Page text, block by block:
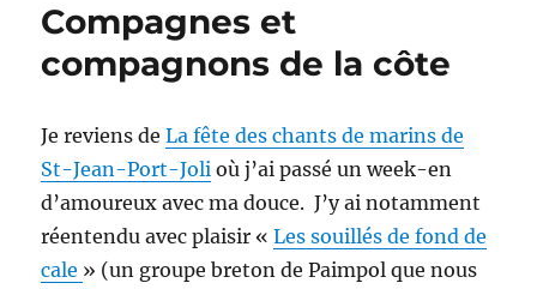
Compagnes et
compagnons de la côte
Je reviens deLa fête des chants de marins de
St-Jean-Port-Joli où j’ai passé un week-en
d’amoureux avec ma douce. J’y ai notamment
réentendu avec plaisir «Les souillés de fond de
cale » (un groupe breton de Paimpol que nous